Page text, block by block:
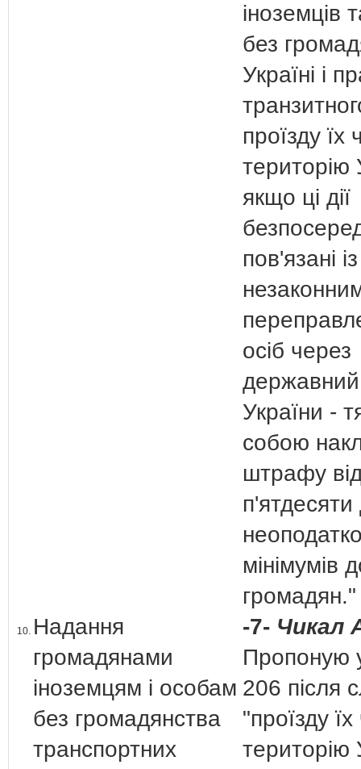
іноземців
без
Україні і
проїзду їх
територію
якщо ці дії
пов'язані із
осіб через
України -
собою
штрафу
мінімумів
10. Надання
громадянами
іноземцям і особам
без громадянства
транспортних
-7- Чикал
Пропоную
206 після
"проїзду
територію